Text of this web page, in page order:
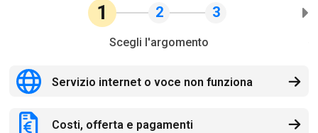
1 2 3
Scegli l'argomento
Servizio internet o voce non funziona
Costi, offerta e pagamenti